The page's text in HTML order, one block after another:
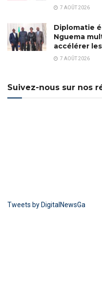
7 AOÛT 2026
Diplomatie
Nguema
accélérer
7 AOÛT 2026
Suivez-nous sur nos
Tweets by DigitalNewsGa